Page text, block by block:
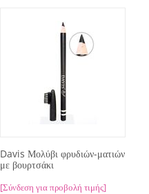
Davis Μολύβι φρυδιών-ματιών
με βουρτσάκι
[Σύνδεση για προβολή τιμής]